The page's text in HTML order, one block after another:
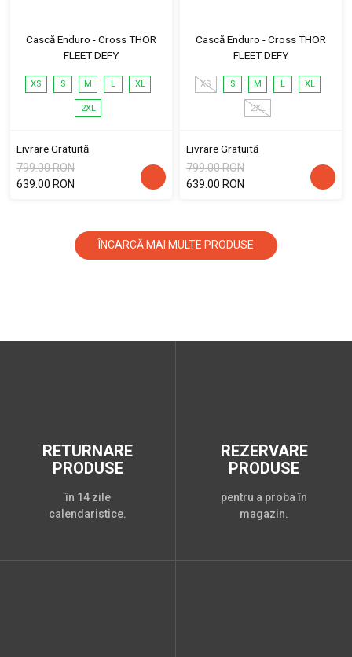
Cască Enduro - Cross THOR
FLEET DEFY
XS S M L XL
2XL
Livrare Gratuită
799.00 RON
639.00 RON
Cască Enduro - Cross THOR
FLEET DEFY
XS S M L XL
2XL
Livrare Gratuită
799.00 RON
639.00 RON
ÎNCARCĂ MAI MULTE PRODUSE
RETURNARE
PRODUSE
în 14 zile
calendaristice.
REZERVARE
PRODUSE
pentru a proba în
magazin.